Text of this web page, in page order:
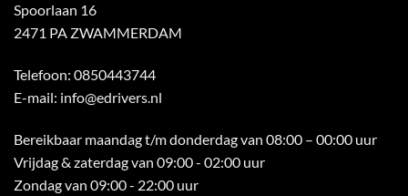
Spoorlaan 16
2471 PA ZWAMMERDAM
Telefoon: 0850443744
E-mail: info@edrivers.nl
Bereikbaar maandag t/m donderdag van 08:00 – 00:00 uur
Vrijdag & zaterdag van 09:00 - 02:00 uur
Zondag van 09:00 - 22:00 uur